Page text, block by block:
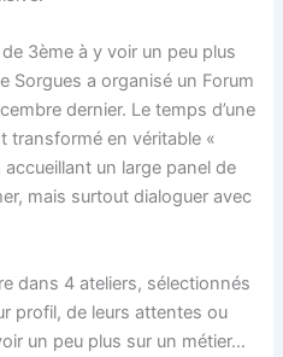
3ème à y voir un peu plus
Sorgues a organisé un Forum
dernier. Le temps d’une
transformé en véritable «
un large panel de
mais surtout dialoguer avec
dans 4 ateliers, sélectionnés
profil, de leurs attentes ou
un peu plus sur un métier…